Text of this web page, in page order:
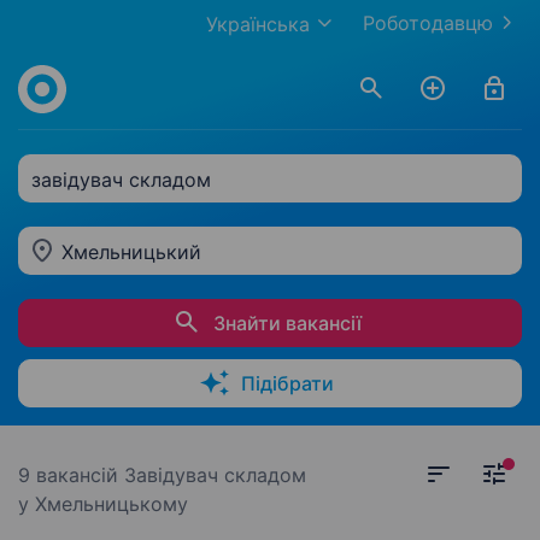
Роботодавцю
Українська
завідувач складом
Хмельницький
Знайти вакансії
Підібрати
9 вакансій Завідувач складом
у Хмельницькому